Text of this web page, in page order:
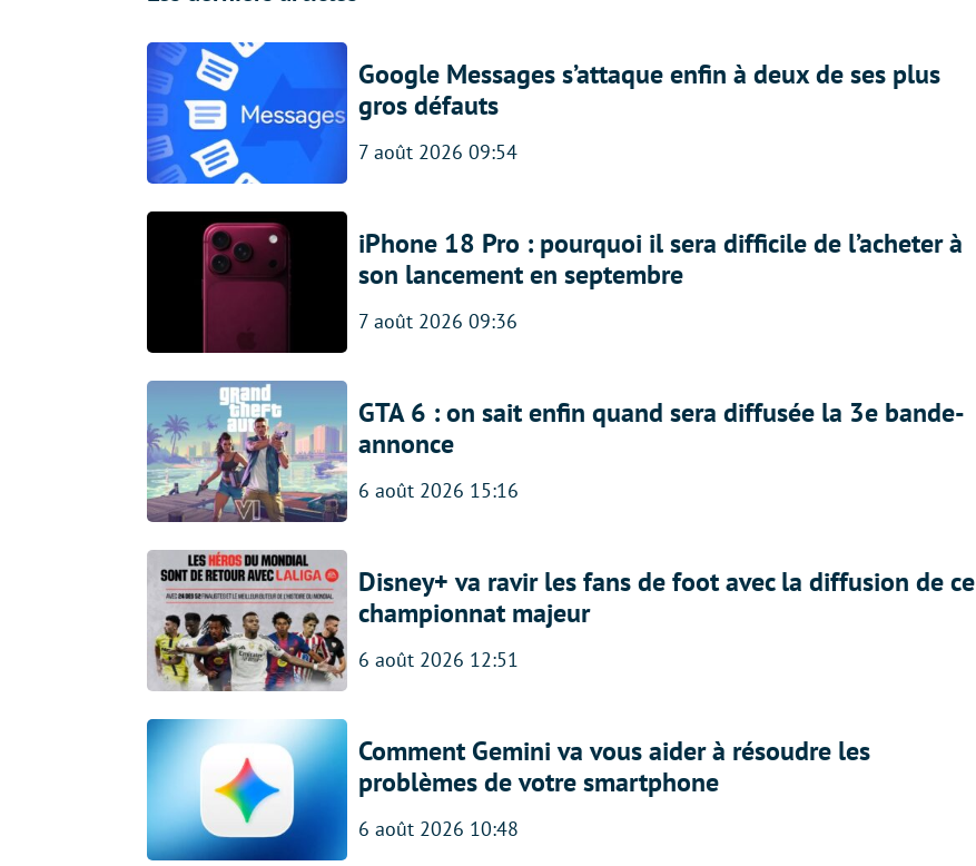
Google Messages s’attaque enfin à deux de ses plus
gros défauts
7 août 2026 09:54
iPhone 18 Pro : pourquoi il sera difficile de l’acheter à
son lancement en septembre
7 août 2026 09:36
GTA 6 : on sait enfin quand sera diffusée la 3e bande-
annonce
6 août 2026 15:16
Disney+ va ravir les fans de foot avec la diffusion de ce
championnat majeur
6 août 2026 12:51
Comment Gemini va vous aider à résoudre les
problèmes de votre smartphone
6 août 2026 10:48